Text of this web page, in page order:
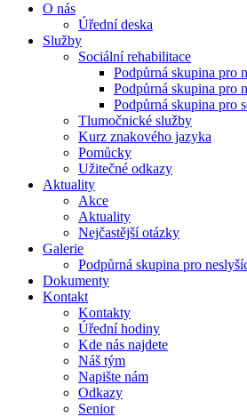
O nás
Úřední deska
Služby
Sociální rehabilitace
Podpůrná skupina pro
Podpůrná skupina pro
Podpůrná skupina pro
Tlumočnické služby
Kurz znakového jazyka
Pomůcky
Užitečné odkazy
Aktuality
Akce
Aktuality
Nejčastější otázky
Galerie
Podpůrná skupina pro
Dokumenty
Kontakt
Kontakty
Úřední hodiny
Kde nás najdete
Náš tým
Napište nám
Odkazy
Senior